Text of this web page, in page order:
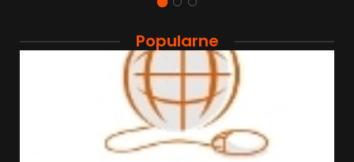
Popularne